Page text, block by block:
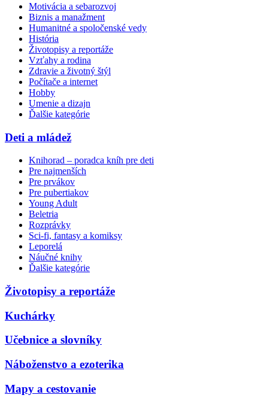
Motivácia a sebarozvoj
Biznis a manažment
Humanitné a spoločenské vedy
História
Životopisy a reportáže
Vzťahy a rodina
Zdravie a životný štýl
Počítače a internet
Hobby
Umenie a dizajn
Ďalšie kategórie
Deti a mládež
Knihorad – poradca kníh pre deti
Pre najmenších
Pre prvákov
Pre pubertiakov
Young Adult
Beletria
Rozprávky
Sci-fi, fantasy a komiksy
Leporelá
Náučné knihy
Ďalšie kategórie
Životopisy a reportáže
Kuchárky
Učebnice a slovníky
Náboženstvo a ezoterika
Mapy a cestovanie